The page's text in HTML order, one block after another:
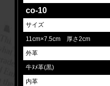
co-10
サイズ
11cm×7.5cm 厚さ2cm
外革
牛ﾇﾒ革(黒)
内革